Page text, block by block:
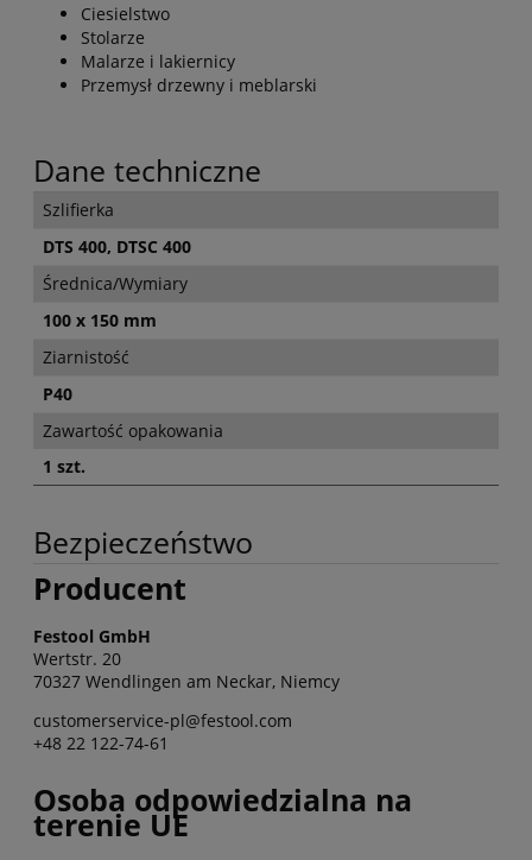
Ciesielstwo
Stolarze
Malarze i lakiernicy
Przemysł drzewny i meblarski
Dane techniczne
Szlifierka
DTS 400, DTSC 400
Średnica/Wymiary
100 x 150 mm
Ziarnistość
P40
Zawartość opakowania
1 szt.
Bezpieczeństwo
Producent
Festool GmbH
Wertstr. 20
70327 Wendlingen am Neckar, Niemcy
customerservice-pl@festool.com
+48 22 122-74-61
Osoba odpowiedzialna na
terenie UE